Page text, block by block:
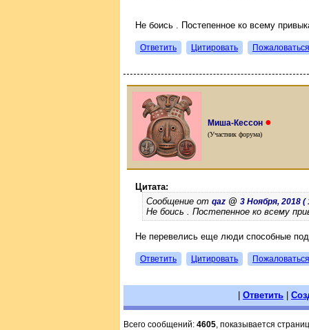
Не боись . Постепенное ко всему
Ответить Цитировать Пожаловаться
Миша-Кессон ●
(Участник форума)
Цитата:
Сообщение от qaz @ 3 Ноября, 2018 (
Не боись . Постепенное ко всему
Не перевелись еще люди способные
Ответить Цитировать Пожаловаться
Ответить
Всего сообщений: 4605, показывается